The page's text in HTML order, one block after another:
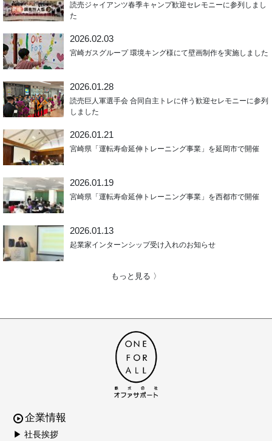
読売ジャイアンツ春季キャンプ歓迎セレモニーに参列しまし
た
2026.02.03
宮崎ガスグループ 環境キング様にて壁画制作を実施しました
2026.01.28
読売巨人軍選手会 合同自主トレに伴う歓迎セレモニーに参列
しました
2026.01.21
宮崎県「運転寿命延伸トレーニング事業」を延岡市で開催
2026.01.19
宮崎県「運転寿命延伸トレーニング事業」を西都市で開催
2026.01.13
起業家インターンシップ受け入れのお知らせ
もっと見る 〉
企業情報
▶ 社長挨拶